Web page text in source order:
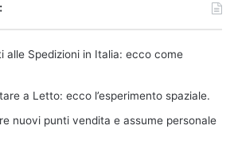
alle Spedizioni in Italia: ecco come
a Letto: ecco l’esperimento spaziale.
nuovi punti vendita e assume personale